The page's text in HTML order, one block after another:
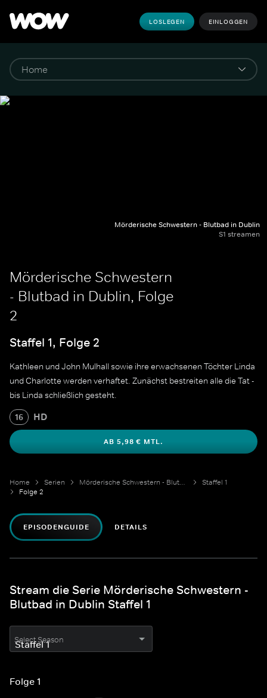
LOSLEGEN EINLOGGEN
Mörderische Schwestern - Blutbad in Dublin
S1 streamen
Mörderische Schwestern
- Blutbad in Dublin, Folge
2
Staffel 1, Folge 2
Kathleen und John Mulhall sowie ihre erwachsenen Töchter Linda
und Charlotte werden verhaftet. Zunächst bestreiten alle die Tat -
bis Linda schließlich gesteht.
16 HD
AB 5,98 € MTL.
Home Serien Mörderische Schwestern - Blutbad in Dublin
Staffel 1
Folge 2
EPISODENGUIDE DETAILS
Stream die Serie Mörderische Schwestern -
Blutbad in Dublin Staffel 1
Select Season
Folge 1